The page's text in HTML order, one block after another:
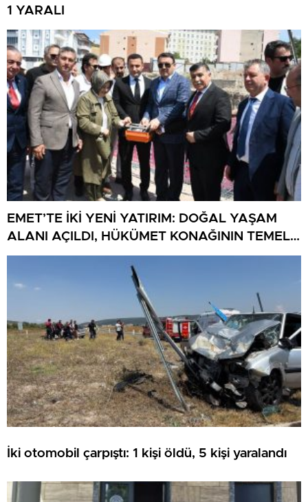
1 YARALI
EMET’TE İKİ YENİ YATIRIM: DOĞAL YAŞAM
ALANI AÇILDI, HÜKÜMET KONAĞININ TEMELİ
ATILDI
İki otomobil çarpıştı: 1 kişi öldü, 5 kişi yaralandı